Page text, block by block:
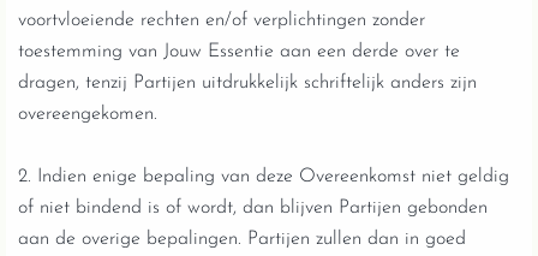
voortvloeiende rechten en/of verplichtingen zonder
toestemming van Jouw Essentie aan een derde over te
dragen, tenzij Partijen uitdrukkelijk schriftelijk anders zijn
overeengekomen.
2. Indien enige bepaling van deze Overeenkomst niet geldig
of niet bindend is of wordt, dan blijven Partijen gebonden
aan de overige bepalingen. Partijen zullen dan in goed